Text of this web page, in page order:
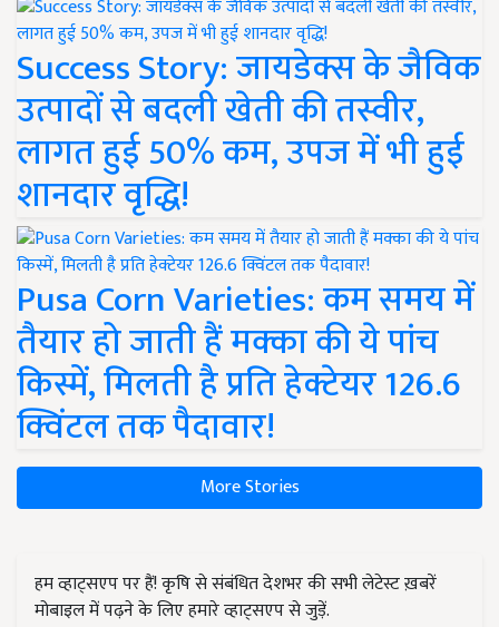
Success Story: जायडेक्स के जैविक
उत्पादों से बदली खेती की तस्वीर,
लागत हुई 50% कम, उपज में भी हुई
शानदार वृद्धि!
Pusa Corn Varieties: कम समय में
तैयार हो जाती हैं मक्का की ये पांच
किस्में, मिलती है प्रति हेक्टेयर 126.6
क्विंटल तक पैदावार!
More Stories
हम व्हाट्सएप पर हैं! कृषि से संबंधित देशभर की सभी लेटेस्ट ख़बरें
मोबाइल में पढ़ने के लिए हमारे व्हाट्सएप से जुड़ें.